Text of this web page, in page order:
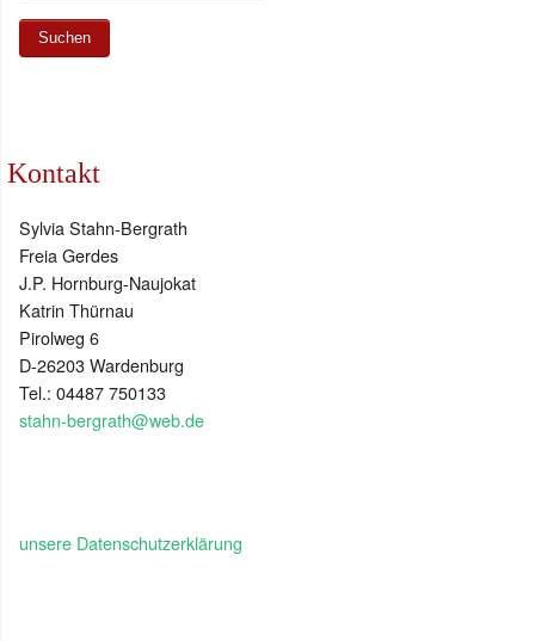
Kontakt
Sylvia Stahn-Bergrath
Freia Gerdes
J.P. Hornburg-Naujokat
Katrin Thürnau
Pirolweg 6
D-26203 Wardenburg
Tel.: 04487 750133
stahn-bergrath@web.de
unsere Datenschutzerklärung